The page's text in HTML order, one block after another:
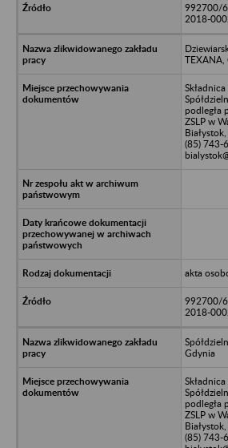
992700/
2018-
TEXANA,
podległa
ZSLP w
(85) 743-
akta
992700/
2018-
Gdynia
podległa
ZSLP w
(85) 743-